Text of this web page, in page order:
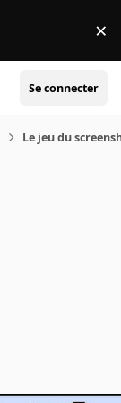
×
Se connecter
Le jeu du